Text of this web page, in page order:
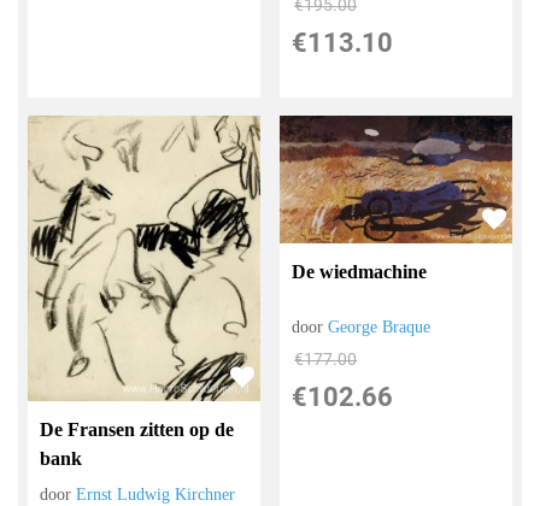
€195.00
€113.10
De Fransen zitten op de
bank
doorErnst Ludwig Kirchner
De wiedmachine
doorGeorge Braque
€177.00
€102.66